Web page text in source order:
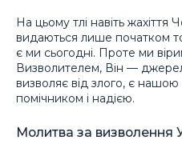
На цьому тлі навіть жахіття
видаються лише початком
є ми сьогодні. Проте ми
Визволителем, Він —
визволяє від злого, є
помічником і надією.
Молитва за визволення